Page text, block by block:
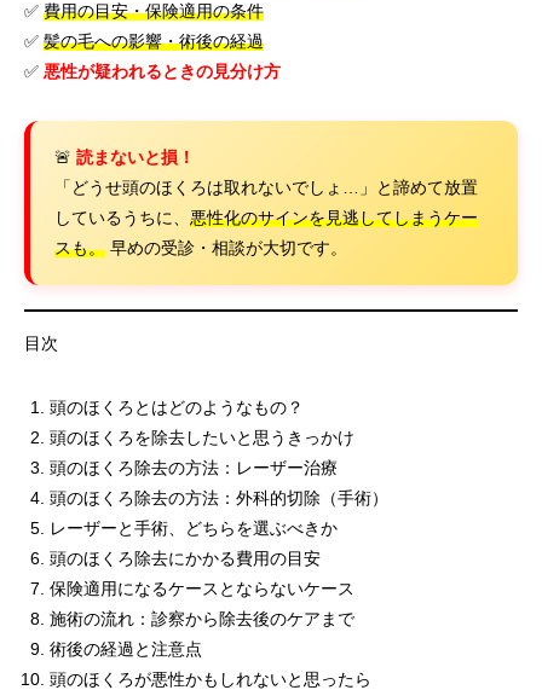
✅ 費用の目安・保険適用の条件
✅ 髪の毛への影響・術後の経過
✅ 悪性が疑われるときの見分け方
🚨 読まないと損！
「どうせ頭のほくろは取れないでしょ…」と諦めて放置
しているうちに、 悪性化のサインを見逃してしまうケー
スも。 早めの受診・相談が大切です。
目次
頭のほくろとはどのようなもの？
頭のほくろを除去したいと思うきっかけ
頭のほくろ除去の方法：レーザー治療
頭のほくろ除去の方法：外科的切除（手術）
レーザーと手術、どちらを選ぶべきか
頭のほくろ除去にかかる費用の目安
保険適用になるケースとならないケース
施術の流れ：診察から除去後のケアまで
術後の経過と注意点
頭のほくろが悪性かもしれないと思ったら